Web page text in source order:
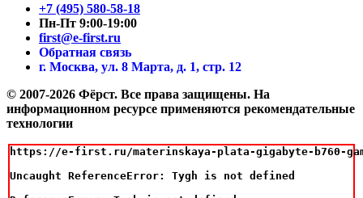
+7 (495) 580-58-18
Пн-Пт 9:00-19:00
first@e-first.ru
Обратная связь
г. Москва, ул. 8 Марта, д. 1, стр. 12
© 2007-2026 Фёрст. Все права защищены. На
информационном ресурсе применяются рекомендательные
технологии
https://e-first.ru/materinskaya-plata-gigabyte-b760-
Uncaught ReferenceError: Tygh is not defined